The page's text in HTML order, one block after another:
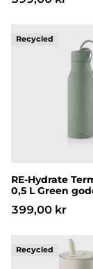
RE-Hydrate
RE-Hydrate
0,5 L Green
399,00 kr
Sip'n'Go